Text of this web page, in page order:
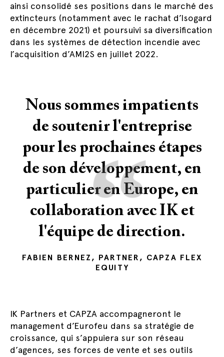
ainsi consolidé ses positions dans le marché des
extincteurs (notamment avec le rachat d’Isogard
en décembre 2021) et poursuivi sa diversification
dans les systèmes de détection incendie avec
l’acquisition d’AMI2S en juillet 2022.
Nous sommes impatients
de soutenir l'entreprise
pour les prochaines étapes
de son développement, en
particulier en Europe, en
collaboration avec IK et
l'équipe de direction.
“
FABIEN BERNEZ, PARTNER, CAPZA FLEX
EQUITY
IK Partners et CAPZA accompagneront le
management d’Eurofeu dans sa stratégie de
croissance, qui s’appuiera sur son réseau
d’agences, ses forces de vente et ses outils